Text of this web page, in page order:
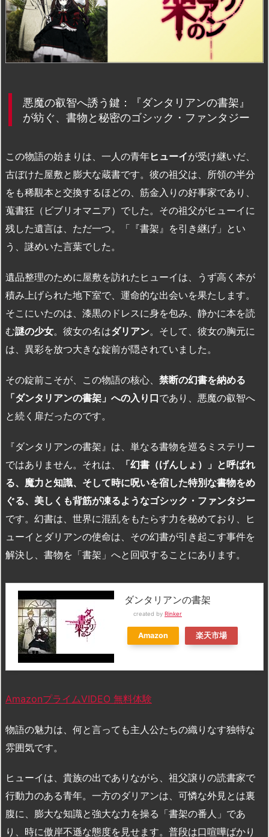
n
io
悪魔の叡智へ誘う鍵：『ダンタリアンの書架』
が紡ぐ、書物と秘密のゴシック・ファンタジー
この物語の始まりは、一人の青年ヒューイが受け継いだ、
古ぼけた屋敷と膨大な蔵書です。彼の祖父は、所領の半分
をも稀覯本と交換するほどの、筋金入りの好事家であり、
蒐書狂（ビブリオマニア）でした。その祖父がヒューイに
残した遺言は、ただ一つ。「『書架』を引き継げ」とい
う、謎めいた言葉でした。
遺品整理のために屋敷を訪れたヒューイは、うず高く本が
積み上げられた地下室で、運命的な出会いを果たします。
そこにいたのは、漆黒のドレスに身を包み、静かに本を読
む謎の少女。彼女の名はダリアン。そして、彼女の胸元に
は、異彩を放つ大きな錠前が隠されていました。
その錠前こそが、この物語の核心、 禁断の幻書を納める
「ダンタリアンの書架」への入り口であり、悪魔の叡智へ
と続く扉だったのです。
『ダンタリアンの書架』は、単なる書物を巡るミステリー
ではありません。それは、
「幻書（げんしょ）」と呼ばれ
る、魔力と知識、そして時に呪いを宿した特別な書物をめ
ぐる、美しくも背筋が凍るようなゴシック・ファンタジー
です。幻書は、世界に混乱をもたらす力を秘めており、ヒ
ューイとダリアンの使命は、その幻書が引き起こす事件を
解決し、書物を「書架」へと回収することにあります。
ダンタリアンの書架
created by Rinker
Amazon 楽天市場
AmazonプライムVIDEO 無料体験
物語の魅力は、何と言っても主人公たちの織りなす独特な
雰囲気です。
ヒューイは、貴族の出でありながら、祖父譲りの読書家で
行動力のある青年。一方のダリアンは、可憐な外見とは裏
腹に、膨大な知識と強大な力を操る「書架の番人」であ
り、時に傲岸不遜な態度を見せます。普段は口喧嘩ばかり